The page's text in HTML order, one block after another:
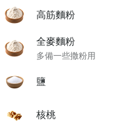
高筋麵粉
全麥麵粉
多備一些撒粉用
鹽
核桃